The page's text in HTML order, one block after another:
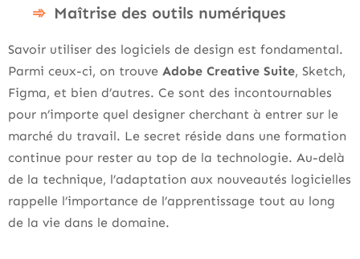
Maîtrise des outils numériques
Savoir utiliser des logiciels de design est fondamental.
Parmi ceux-ci, on trouve Adobe Creative Suite, Sketch,
Figma, et bien d’autres. Ce sont des incontournables
pour n’importe quel designer cherchant à entrer sur le
marché du travail. Le secret réside dans une formation
continue pour rester au top de la technologie. Au-delà
de la technique, l’adaptation aux nouveautés logicielles
rappelle l’importance de l’apprentissage tout au long
de la vie dans le domaine.